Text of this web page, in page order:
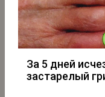
За 5 дней
застарелый